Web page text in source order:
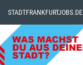
STADTFRANKFURTJOBS.DE